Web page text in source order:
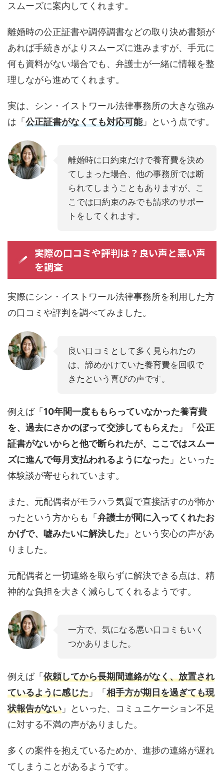
スムーズに案内してくれます。
離婚時の公正証書や調停調書などの取り決め書類が
あれば手続きがよりスムーズに進みますが、手元に
何も資料がない場合でも、弁護士が一緒に情報を整
理しながら進めてくれます。
実は、シン・イストワール法律事務所の大きな強み
は「 公正証書がなくても対応可能」という点です。
離婚時に口約束だけで養育費を決め
てしまった場合、他の事務所では断
られてしまうこともありますが、こ
こでは口約束のみでも請求のサポー
トをしてくれます。
実際の口コミや評判は？良い声と悪い声
を調査
実際にシン・イストワール法律事務所を利用した方
の口コミや評判を調べてみました。
良い口コミとして多く見られたの
は、諦めかけていた養育費を回収で
きたという喜びの声です。
例えば「 10年間一度ももらっていなかった養育費
を、過去にさかのぼって交渉してもらえた 」「 公正
証書がないからと他で断られたが、ここではスムー
ズに進んで毎月支払われるようになった 」といった
体験談が寄せられています。
また、元配偶者がモラハラ気質で直接話すのが怖か
ったという方からも「 弁護士が間に入ってくれたお
かげで、嘘みたいに解決した 」という安心の声があ
りました。
元配偶者と一切連絡を取らずに解決できる点は、精
神的な負担を大きく減らしてくれるようです。
一方で、気になる悪い口コミもいく
つかありました。
例えば「 依頼してから長期間連絡がなく、放置され
ているように感じた 」「 相手方が期日を過ぎても現
状報告がない 」といった、コミュニケーション不足
に対する不満の声がありました。
多くの案件を抱えているためか、進捗の連絡が遅れ
てしまうことがあるようです。